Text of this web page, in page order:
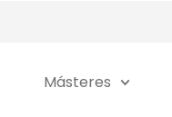
Másteres